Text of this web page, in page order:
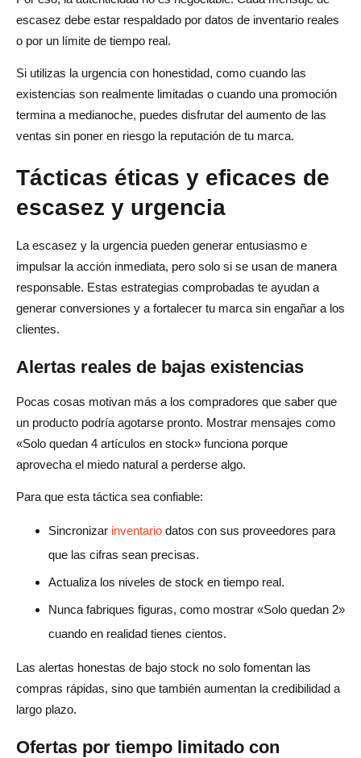
escasez debe estar respaldado por datos de inventario reales
o por un límite de tiempo real.
Si utilizas la urgencia con honestidad, como cuando las
existencias son realmente limitadas o cuando una promoción
termina a medianoche, puedes disfrutar del aumento de las
ventas sin poner en riesgo la reputación de tu marca.
Tácticas éticas y eficaces de
escasez y urgencia
La escasez y la urgencia pueden generar entusiasmo e
impulsar la acción inmediata, pero solo si se usan de manera
responsable. Estas estrategias comprobadas te ayudan a
generar conversiones y a fortalecer tu marca sin engañar a los
clientes.
Alertas reales de bajas existencias
Pocas cosas motivan más a los compradores que saber que
un producto podría agotarse pronto. Mostrar mensajes como
«Solo quedan 4 artículos en stock» funciona porque
aprovecha el miedo natural a perderse algo.
Para que esta táctica sea confiable:
Sincronizar inventario datos con sus proveedores para
que las cifras sean precisas.
Actualiza los niveles de stock en tiempo real.
Nunca fabriques figuras, como mostrar «Solo quedan 2»
cuando en realidad tienes cientos.
Las alertas honestas de bajo stock no solo fomentan las
compras rápidas, sino que también aumentan la credibilidad a
largo plazo.
Ofertas por tiempo limitado con